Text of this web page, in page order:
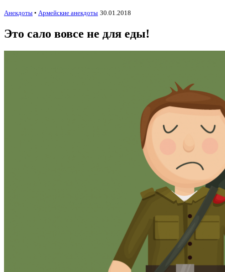
Анекдоты • Армейские анекдоты 30.01.2018
Это сало вовсе не для еды!